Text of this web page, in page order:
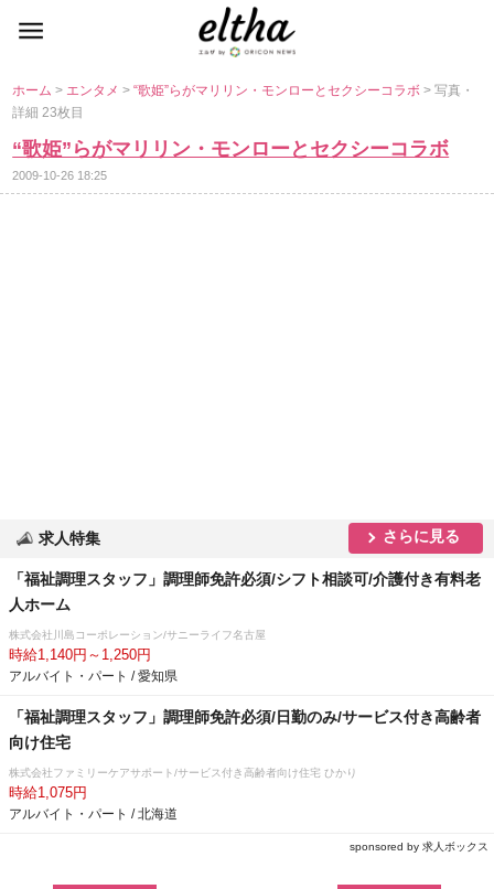
ホーム> エンタメ>“歌姫”らがマリリン・モンローとセクシーコラボ> 写真・
詳細 23枚目
“歌姫”らがマリリン・モンローとセクシーコラボ
2009-10-26 18:25
求人特集 さらに見る
「福祉調理スタッフ」調理師免許必須/シフト相談可/介護付き有料老
人ホーム
株式会社川島コーポレーション/サニーライフ名古屋
時給1,140円～1,250円
アルバイト・パート / 愛知県
「福祉調理スタッフ」調理師免許必須/日勤のみ/サービス付き高齢者
向け住宅
株式会社ファミリーケアサポート/サービス付き高齢者向け住宅 ひかり
時給1,075円
アルバイト・パート / 北海道
sponsored by 求人ボックス